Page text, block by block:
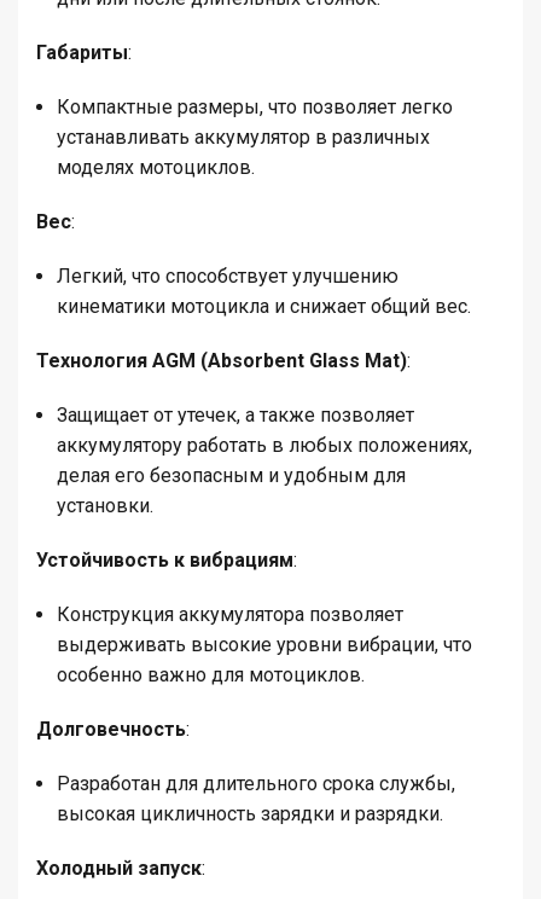
Габариты:
Компактные размеры, что позволяет легко
устанавливать аккумулятор в различных
моделях мотоциклов.
Вес:
Легкий, что способствует улучшению
кинематики мотоцикла и снижает общий вес.
Технология AGM (Absorbent Glass Mat):
Защищает от утечек, а также позволяет
аккумулятору работать в любых положениях,
делая его безопасным и удобным для
установки.
Устойчивость к вибрациям:
Конструкция аккумулятора позволяет
выдерживать высокие уровни вибрации, что
особенно важно для мотоциклов.
Долговечность:
Разработан для длительного срока службы,
высокая цикличность зарядки и разрядки.
Холодный запуск: